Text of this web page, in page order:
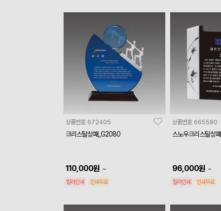
상품번호 672405
크리스탈상패_G2080
110,000원 ~
칼라인쇄 인쇄무료
상품번호 665580
스노우크리스탈상
96,000원 ~
칼라인쇄 인쇄무료